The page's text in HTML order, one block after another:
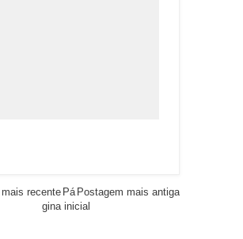
recente Postagem mais antiga
Pá
gina inicial